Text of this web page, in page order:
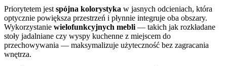
Priorytetem jest spójna kolorystyka w jasnych odcieniach, która
optycznie powiększa przestrzeń i płynnie integruje oba obszary.
Wykorzystanie wielofunkcyjnych mebli — takich jak rozkładane
stoły jadalniane czy wyspy kuchenne z miejscem do
przechowywania — maksymalizuje użyteczność bez zagracania
wnętrza.